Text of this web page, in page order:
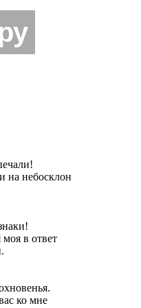
на небосклон
в ответ
ко мне